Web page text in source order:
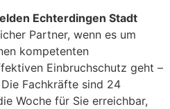
Echterdingen Stadt
Partner, wenn es um
kompetenten
Einbruchschutz geht –
Fachkräfte sind 24
Woche für Sie erreichbar,